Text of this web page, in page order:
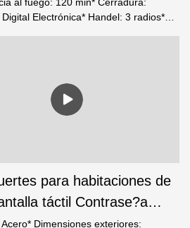
Electrónica* Handel: 3 radios*
en la parte inferior;
para habitaciones de
táctil Contrase?a
2045-TY
Dimensiones exteriores: